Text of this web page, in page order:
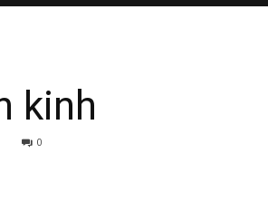
kinh
0